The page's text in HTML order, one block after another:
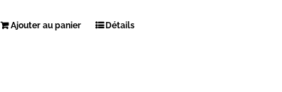
Ajouter au panier Détails